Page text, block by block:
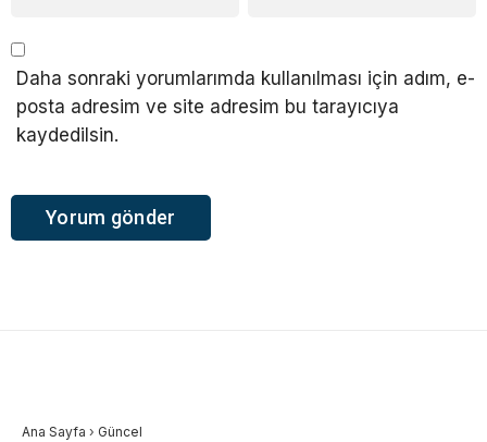
Daha sonraki yorumlarımda kullanılması için adım, e-
posta adresim ve site adresim bu tarayıcıya
kaydedilsin.
Ana Sayfa › Güncel